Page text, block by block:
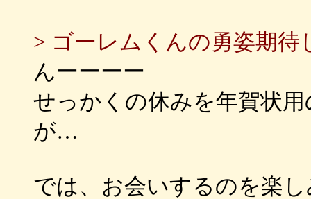
> ゴーレムくんの勇姿期待
んーーーー
せっかくの休みを年賀状
が…
では、お会いするのを楽